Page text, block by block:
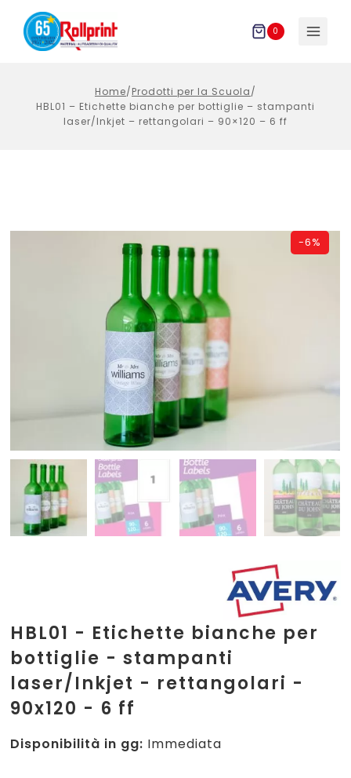
Salta
contenuto
0
Home/Prodotti per la Scuola/
HBL01 – Etichette bianche per bottiglie – stampanti
laser/Inkjet – rettangolari – 90×120 – 6 ff
-6%
HBL01 - Etichette bianche per
bottiglie - stampanti
laser/Inkjet - rettangolari -
90x120 - 6 ff
Disponibilità in gg: Immediata